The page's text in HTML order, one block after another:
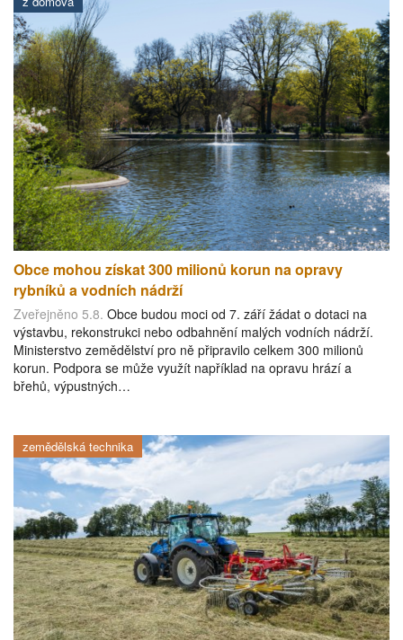
Obce mohou získat 300 milionů korun na opravy
rybníků a vodních nádrží
Zveřejněno 5.8. Obce budou moci od 7. září žádat o dotaci na
výstavbu, rekonstrukci nebo odbahnění malých vodních nádrží.
Ministerstvo zemědělství pro ně připravilo celkem 300 milionů
korun. Podpora se může využít například na opravu hrází a
břehů, výpustných…
zemědělská technika